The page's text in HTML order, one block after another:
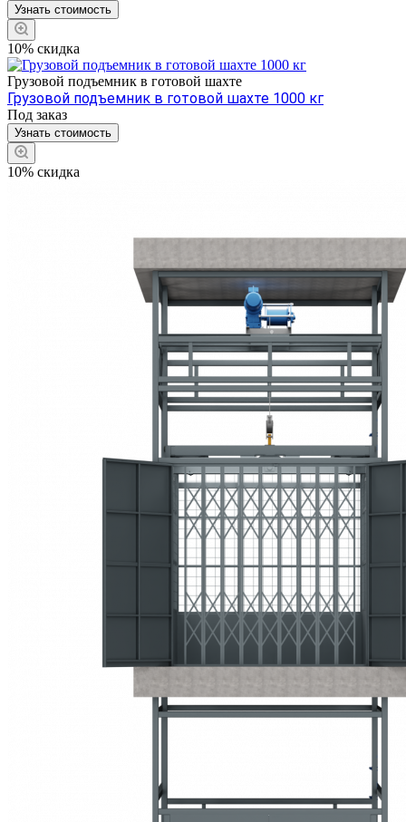
Узнать стоимость
10% скидка
Грузовой подъемник в готовой шахте
Грузовой подъемник в готовой шахте 1000 кг
Под заказ
Узнать стоимость
10% скидка